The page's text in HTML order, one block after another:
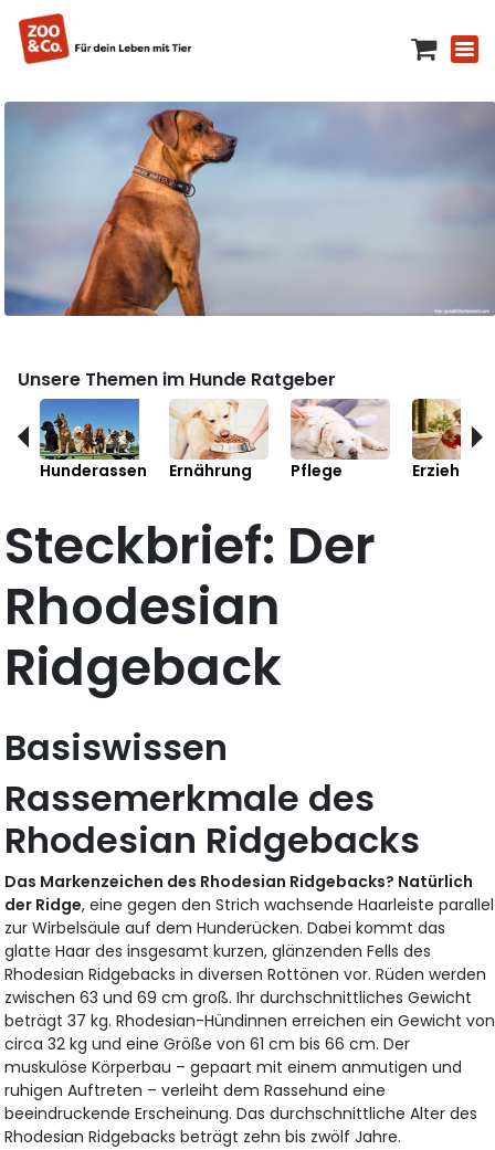
Unsere Themen im Hunde Ratgeber
Hunderassen Ernährung Pflege Erziehung
Steckbrief: Der
Rhodesian
Ridgeback
Basiswissen
Rassemerkmale des
Rhodesian Ridgebacks
Das Markenzeichen des Rhodesian Ridgebacks? Natürlich
der Ridge, eine gegen den Strich wachsende Haarleiste parallel
zur Wirbelsäule auf dem Hunderücken. Dabei kommt das
glatte Haar des insgesamt kurzen, glänzenden Fells des
Rhodesian Ridgebacks in diversen Rottönen vor. Rüden werden
zwischen 63 und 69 cm groß. Ihr durchschnittliches Gewicht
beträgt 37 kg. Rhodesian-Hündinnen erreichen ein Gewicht von
circa 32 kg und eine Größe von 61 cm bis 66 cm. Der
muskulöse Körperbau – gepaart mit einem anmutigen und
ruhigen Auftreten – verleiht dem Rassehund eine
beeindruckende Erscheinung. Das durchschnittliche Alter des
Rhodesian Ridgebacks beträgt zehn bis zwölf Jahre.